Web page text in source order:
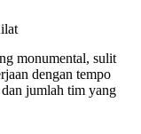
monumental, sulit
dengan tempo
jumlah tim yang